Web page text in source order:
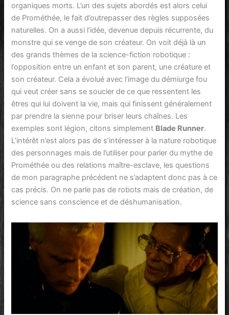
organiques morts. L’un des sujets abordés est alors celui
de Prométhée, le fait d’outrepasser des règles supposées
naturelles. On a aussi l’idée, devenue depuis récurrente, du
monstre qui se venge de son créateur. On voit déjà là un
des grands thèmes de la science-fiction robotique :
l’opposition entre un enfant et son parent, une créature et
son créateur. Cela a évolué avec l’image du démiurge fou
qui veut créer sans se soucier de ce que ressentent les
êtres qui lui doivent la vie, mais qui finissent généralement
par prendre la sienne pour briser leurs chaînes. Les
exemples sont légion, citons simplement Blade Runner.
L’intérêt n’est alors pas de s’intéresser à la nature robotique
des personnages mais de l’utiliser pour parler du mythe de
Prométhée ou des relations maître-esclave, les questions
de mon paragraphe précédent ne s’adaptent donc pas à ce
cas précis. On ne parle pas de robots mais de création, de
science sans conscience et de déshumanisation.